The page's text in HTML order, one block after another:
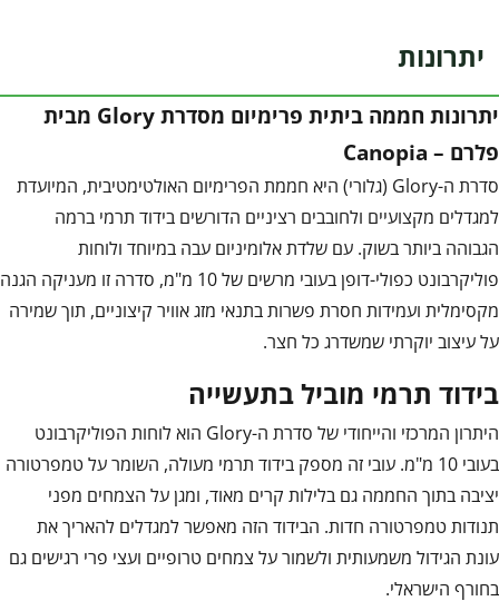
יתרונות
יתרונות חממה ביתית פרימיום מסדרת Glory מבית
פלרם – Canopia
סדרת ה-Glory (גלורי) היא חממת הפרימיום האולטימטיבית, המיועדת
למגדלים מקצועיים ולחובבים רציניים הדורשים בידוד תרמי ברמה
הגבוהה ביותר בשוק. עם שלדת אלומיניום עבה במיוחד ולוחות
פוליקרבונט כפולי-דופן בעובי מרשים של 10 מ"מ, סדרה זו מעניקה הגנה
מקסימלית ועמידות חסרת פשרות בתנאי מזג אוויר קיצוניים, תוך שמירה
על עיצוב יוקרתי שמשדרג כל חצר.
בידוד תרמי מוביל בתעשייה
היתרון המרכזי והייחודי של סדרת ה-Glory הוא לוחות הפוליקרבונט
בעובי 10 מ"מ. עובי זה מספק בידוד תרמי מעולה, השומר על טמפרטורה
יציבה בתוך החממה גם בלילות קרים מאוד, ומגן על הצמחים מפני
תנודות טמפרטורה חדות. הבידוד הזה מאפשר למגדלים להאריך את
עונת הגידול משמעותית ולשמור על צמחים טרופיים ועצי פרי רגישים גם
בחורף הישראלי.